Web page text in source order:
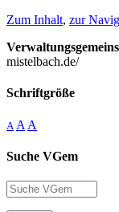
Zum Inhalt, zur
mistelbach.de/
Schriftgröße
A A A
Suche VGem